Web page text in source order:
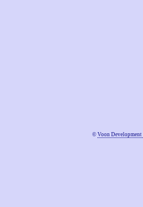
© Voon Development